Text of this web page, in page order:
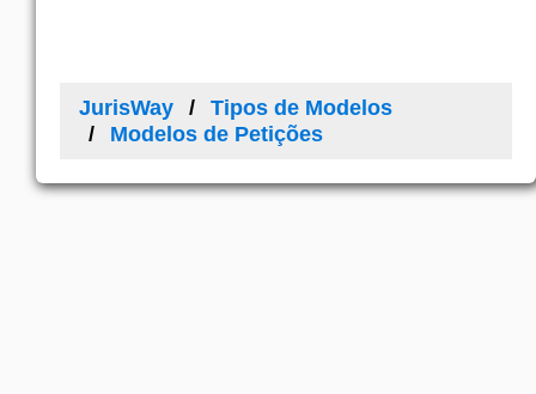
JurisWay
Tipos de Modelos
Modelos de Petições